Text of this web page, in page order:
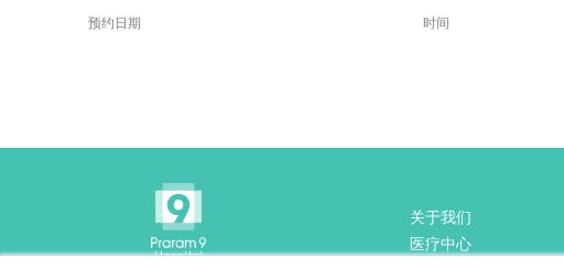
预约日期 时间
关于我们
医疗中心